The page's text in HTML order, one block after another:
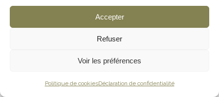
Accepter
Refuser
Voir les préférences
Politique de cookiesDéclaration de confidentialité
LIGNE PURE :